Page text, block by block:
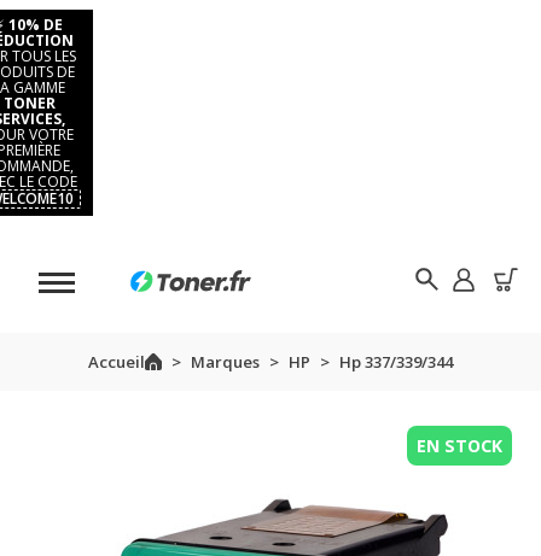
10% DE
TOUS LES
DE
GAMME
TONER
VOTRE
LE CODE
Accueil Marques HP Hp 337/339/344
EN STOCK